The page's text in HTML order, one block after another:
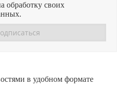
обработку своих
в удобном формате